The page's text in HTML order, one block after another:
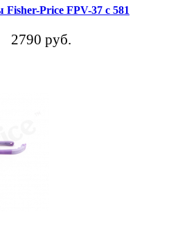
Price FPV-37 c 581
2790 руб.